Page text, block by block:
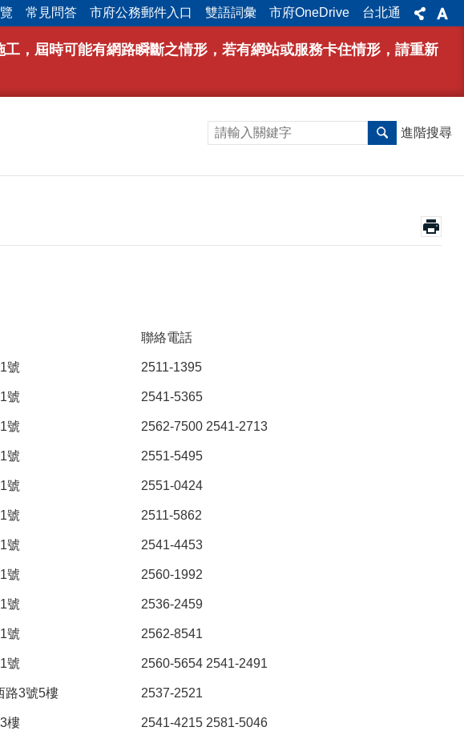
常見問答 市府公務郵件入口 雙語詞彙 市府OneDrive 台北通
，屆時可能有網路瞬斷之情形，若有網站或服務卡住情形，請重新
進階搜尋
聯絡電話
號 2511-1395
號 2541-5365
號 2562-7500 2541-2713
號 2551-5495
號 2551-0424
號 2511-5862
號 2541-4453
號 2560-1992
號 2536-2459
號 2562-8541
號 2560-5654 2541-2491
路3號5樓 2537-2521
樓 2541-4215 2581-5046